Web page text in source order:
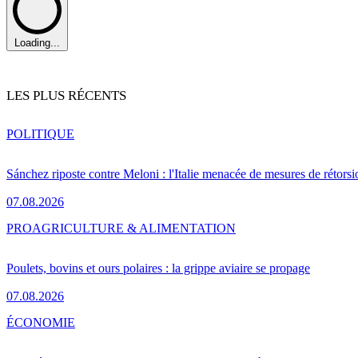
Loading...
LES PLUS RÉCENTS
Sánchez riposte contre Meloni : l'Italie menacée de mesures de
07.08.2026
POLITIQUE
Poulets, bovins et ours polaires : la grippe aviaire se propage
07.08.2026
PROAGRICULTURE & ALIMENTATION
ÉCONOMIE